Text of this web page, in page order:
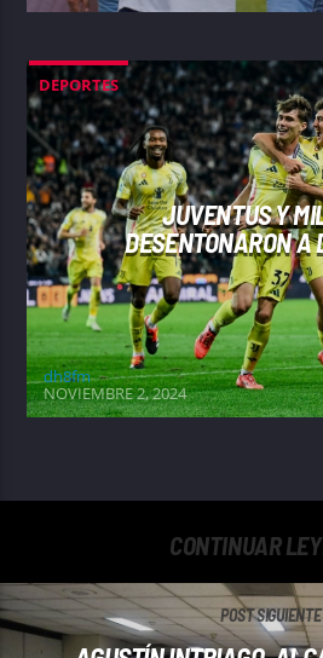
DEPORTES
JUVENTUS Y
DESENTONARON A
dh8fm
NOVIEMBRE 2, 2024
CONTINUAR
POST SIGUIENTE